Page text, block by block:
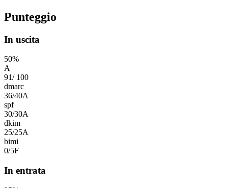
Punteggio
In uscita
50%
A
91/ 100
dmarc
36/40A
spf
30/30A
dkim
25/25A
bimi
0/5F
In entrata